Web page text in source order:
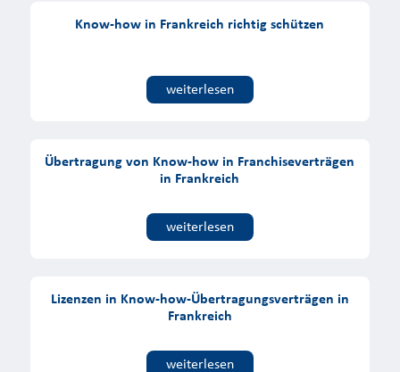
Know-how in Frankreich richtig schützen
weiterlesen
Übertragung von Know-how in Franchiseverträgen
in Frankreich
weiterlesen
Lizenzen in Know-how-Übertragungsverträgen in
Frankreich
weiterlesen